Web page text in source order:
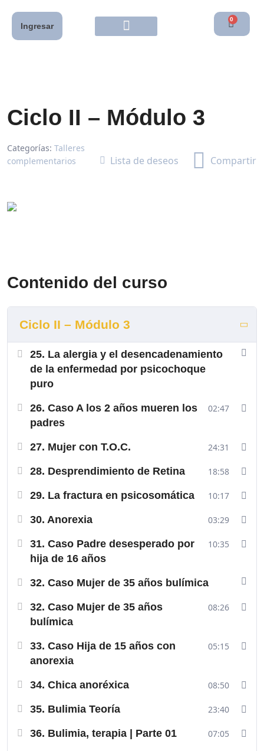
Ingresar
0
Ciclo II – Módulo 3
Categorías: Talleres
complementarios
Lista de deseos Compartir
Contenido del curso
Ciclo II – Módulo 3
25. La alergia y el desencadenamiento
de la enfermedad por psicochoque
puro
26. Caso A los 2 años mueren los
padres
02:47
27. Mujer con T.O.C. 24:31
28. Desprendimiento de Retina 18:58
29. La fractura en psicosomática 10:17
30. Anorexia 03:29
31. Caso Padre desesperado por
hija de 16 años
10:35
32. Caso Mujer de 35 años bulímica
32. Caso Mujer de 35 años
bulímica
08:26
33. Caso Hija de 15 años con
anorexia
05:15
34. Chica anoréxica 08:50
35. Bulimia Teoría 23:40
36. Bulimia, terapia | Parte 01 07:05